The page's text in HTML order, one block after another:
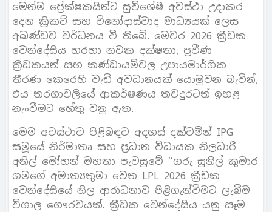
මෙන්ම ප්‍රේක්ෂකයින්ට සුවිශේෂී අවස්ථා උදාකර
දෙන ක්‍රිකට් සහ විනෝදාස්වාද මාධ්‍යයක් ලෙස
අඛණ්ඩව වර්ධනය වී තිබේ. මෙවර 2026 ක්‍රීඩක
වෙන්දේසිය හරහා නවක දක්ෂතා, ප්‍රවීණ
ක්‍රීඩකයන් සහ කණ්ඩායම්වල උපායමාර්ගික
තීරණ කෙරෙහි වැඩි අවධානයක් යොමුවන බැවින්,
එය තරගාවලියේ ආකර්ෂණය තවදුරටත් ඉහළ
නැංවීමට හේතු වනු ඇත.
මෙම අවස්ථාව පිළිබඳව අදහස් දක්වමින් IPG
සමූයේ නිර්මාතෘ සහ ප්‍රධාන විධායක නිලධාරී
අනිල් මෝහන් මහතා පැවසුවේ ‘’ගරු සුනිල් කුමාර
ගමගේ අමාත්‍යතුමා වෙත LPL 2026 ක්‍රීඩක
වෙන්දේසියේ නිල ආරාධනාව පිළිගැන්වීමට ලැබීම
විශාල ගෞරවයක්. ක්‍රීඩක වෙන්දේසිය යනු සෑම